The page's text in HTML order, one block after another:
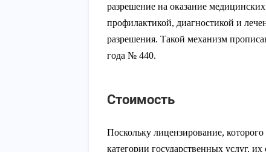
разрешение на оказание
профилактикой, диагностикой и
разрешения. Такой механизм
года № 440.
Стоимость
Поскольку лицензирование, которого
категории государственных услуг,